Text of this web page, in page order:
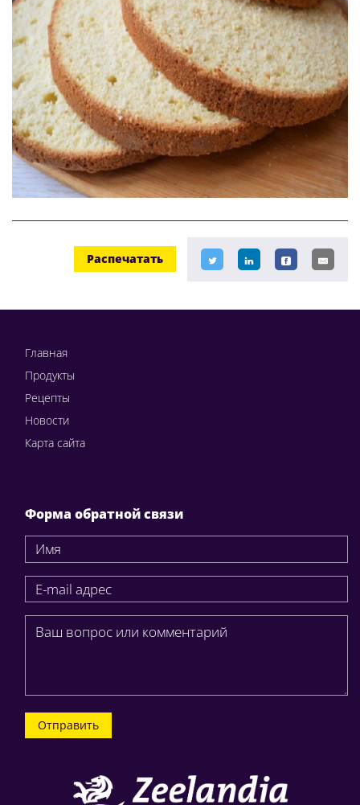
Распечатать
Главная
Продукты
Рецепты
Новости
Карта сайта
Форма обратной связи
Отправить